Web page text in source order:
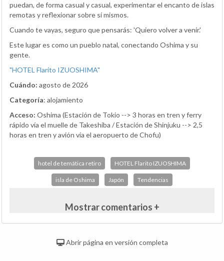
puedan, de forma casual y casual, experimentar el encanto de islas
remotas y reflexionar sobre sí mismos.
Cuando te vayas, seguro que pensarás: 'Quiero volver a venir.'
Este lugar es como un pueblo natal, conectando Oshima y su
gente.
"HOTEL Flarito IZUOSHIMA"
Cuándo: agosto de 2026
Categoría: alojamiento
Acceso: Oshima (Estación de Tokio --> 3 horas en tren y ferry
rápido vía el muelle de Takeshiba / Estación de Shinjuku --> 2,5
horas en tren y avión vía el aeropuerto de Chofu)
hotel de temática retiro HOTEL Flarito IZUOSHIMA
isla de Oshima Japón Tendencias
Mostrar comentarios +
Abrir página en versión completa